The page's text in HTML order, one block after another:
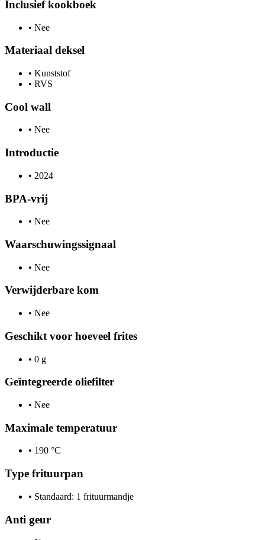
Inclusief kookboek
• Nee
Materiaal deksel
• Kunststof
• RVS
Cool wall
• Nee
Introductie
• 2024
BPA-vrij
• Nee
Waarschuwingssignaal
• Nee
Verwijderbare kom
• Nee
Geschikt voor hoeveel frites
• 0 g
Geïntegreerde oliefilter
• Nee
Maximale temperatuur
• 190 °C
Type frituurpan
• Standaard: 1 frituurmandje
Anti geur